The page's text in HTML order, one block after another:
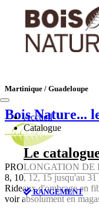
Martinique / Guadeloupe
Bois Nature...
PROLONGATION DE
8, 10, 12, 15 jusqu'au
Rideaux d'ombrage en
voir absolument en
Accueil
Catalogue
Le
RANGEMENT